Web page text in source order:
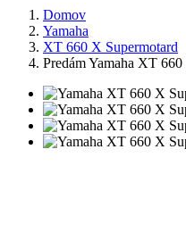
Domov
Yamaha
XT 660 X Supermotard
Predám Yamaha XT